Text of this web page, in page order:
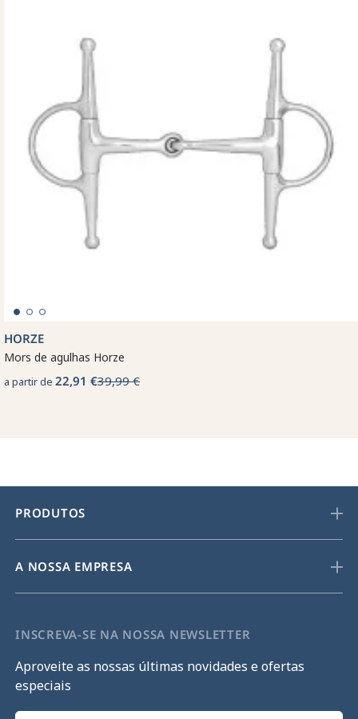
HORZE
Mors de agulhas Horze
a partir de 22,91 €39,99 €
PRODUTOS
A NOSSA EMPRESA
INSCREVA-SE NA NOSSA NEWSLETTER
Aproveite as nossas últimas novidades e ofertas
especiais